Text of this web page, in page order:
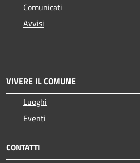
Comunicati
Avvisi
VIVERE IL COMUNE
Luoghi
Eventi
CONTATTI